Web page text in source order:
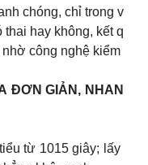
chóng, chỉ trong v
hay không, kết q
công nghệ kiểm
ĐƠN GIẢN, NHAN
từ 1015 giây; lấy